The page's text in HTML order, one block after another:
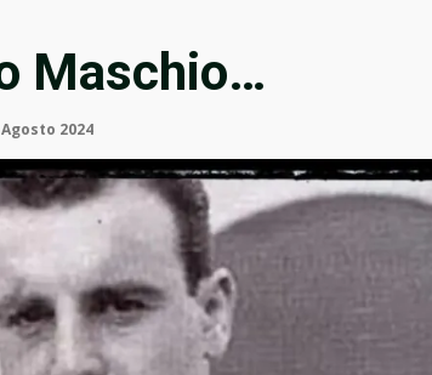
Maschio…
Agosto 2024